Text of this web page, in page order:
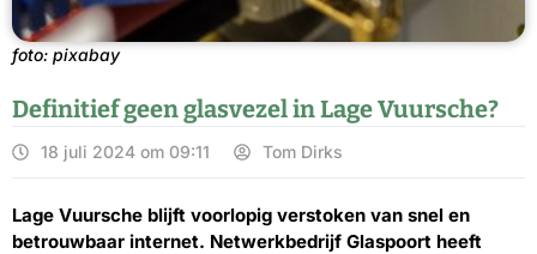
foto: pixabay
Definitief geen glasvezel in Lage Vuursche?
18 juli 2024 om 09:11 Tom Dirks
Lage Vuursche blijft voorlopig verstoken van snel en
betrouwbaar internet. Netwerkbedrijf Glaspoort heeft